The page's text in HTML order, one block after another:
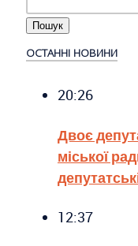
ОСТАННІ НОВИНИ
20:26
Двоє
міської
12:37